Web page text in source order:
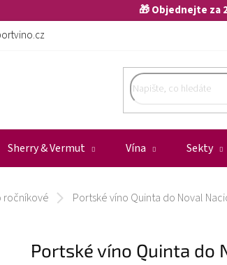
🎁 Objednejte za
Sherry & Vermut Vína Sekty
ročníkové Portské víno Quinta do Noval
Portské víno Quinta do